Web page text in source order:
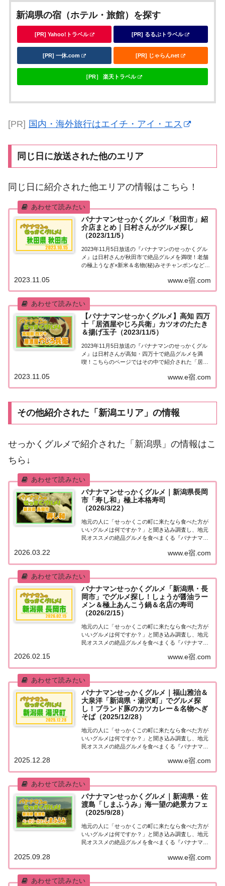
新潟県の宿（ホテル・旅館）を探す
[PR] Yahoo!トラベル [PR] るるぶトラベル
[PR] 一休.com [PR] じゃらんnet
［PR］ 楽天トラベル
[PR] 国内・海外旅行はエイチ・アイ・エス
同じ日に放送された他のエリア
同じ日に紹介された他エリアの情報はこちら！
バナナマンせっかくグルメ「秋田市」紹
介店まとめ｜日村さんがグルメ探し
（2023/11/5）
2023年11月5日放送の『バナナマンのせっかくグル
メ』は日村さんが秋田市で絶品グルメを満喫！老舗
の極上うなぎ×新米＆名物(秘)みそチャンポンなど、
はこちら！日村さんが「秋田市」でグルメ探し地元
の人に「せっかくこの町に来たなら食べたほ...
www.e宿.com
2023.11.05
【バナナマンせっかくグルメ】高知 四万
十「居酒屋やじろ兵衛」カツオのたたき
＆揚げ玉子（2023/11/5）
2023年11月5日放送の『バナナマンのせっかくグル
メ』は日村さんが高知・四万十で絶品グルメを満
喫！こちらのページではその中で紹介された「居酒
ちら！高知・四万十「居酒屋やじろ兵衛」地元の人
に「せっかくこの町に来たなら食べたほうがいい
www.e宿.com
2023.11.05
その他紹介された「新潟エリア」の情報
せっかくグルメで紹介された「新潟県」の情報はこ
ちら↓
バナナマンせっかくグルメ｜新潟県長岡
市「寿し和」極上本格寿司
（2026/3/22）
地元の人に「せっかくこの町に来たなら食べた方が
いいグルメは何ですか？」と聞き込み調査し、地元
民オススメの絶品グルメを食べまくる『バナナマン
マンのせっかくグルメ』は日村さんが全国人気観光
地でぶらり爆食旅！こちらのページではその中で...
www.e宿.com
2026.03.22
バナナマンせっかくグルメ「新潟県・長
岡市」でグルメ探し！しょうが醤油ラー
メン＆極上あんこう鍋＆名店の寿司
（2026/2/15）
地元の人に「せっかくこの町に来たなら食べた方が
いいグルメは何ですか？」と聞き込み調査し、地元
民オススメの絶品グルメを食べまくる『バナナマン
マンのせっかくグルメ』は日村さんが新潟県・長岡
市で絶品グルメを満喫！紹介されたお店やメニュ...
www.e宿.com
2026.02.15
バナナマンせっかくグルメ｜福山雅治＆
大泉洋「新潟県・湯沢町」でグルメ探
し！ブランド豚のカツカレー＆名物へぎ
そば（2025/12/28）
地元の人に「せっかくこの町に来たなら食べた方が
いいグルメは何ですか？」と聞き込み調査し、地元
民オススメの絶品グルメを食べまくる『バナナマン
マンのせっかくグルメ』は福山雅治＆大泉洋が新潟
県・湯沢町で絶品グルメを満喫！ブランド豚の...
www.e宿.com
2025.12.28
バナナマンせっかくグルメ｜新潟県・佐
渡島「しまふうみ」海一望の絶景カフェ
（2025/9/28）
地元の人に「せっかくこの町に来たなら食べた方が
いいグルメは何ですか？」と聞き込み調査し、地元
民オススメの絶品グルメを食べまくる『バナナマン
ンのせっかくグルメ』は日村さんが新潟県・佐渡島
www.e宿.com
2025.09.28